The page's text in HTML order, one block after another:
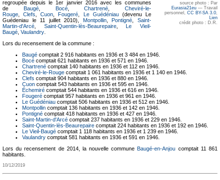
source photo : Par
Eurasia21eu — Travail
personnel
CC BY-SA 3.0
Lien
crédit photo : D.R.
regroupée depuis le 1er janvier 2016 avec les communes
de Baugé, Bocé,Chartrené
Cheviré-le-
Rouge ,Clefs ,Cuon ,Fougeré Le Guédéniau(devenu Le
Guédeniau le 11 juillet 2010), Montpollin,Pontigné ,Saint-
Martin-d'Arcé
Saint-Quentin-lès-Beaurepaire,Le Vieil-
Baugé Vaulandry
Lors du recensement de la commune :
Baugé comptait 2 916 habitants en 1936 et 3 484 en 1946.
Bocé comptait 621 habitants en 1936 et 571 en 1946.
Chartrené comptait 140 habitants en 1936 et 112 en 1946.
Cheviré-le-Rouge comptait 1 061 habitants en 1936 et 1 140 en 1946.
Clefs comptait 904 habitants en 1936 et 880 en 1946.
Cuon comptait 543 habitants en 1936 et 595 en 1946.
Échemiré comptait 544 habitants en 1936 et 616 en 1946.
Fougeré comptait 957 habitants en 1936 et 961 en 1946.
Le Guédéniau comptait 506 habitants en 1936 et 512 en 1946.
Montpollin comptait 136 habitants en 1936 et 142 en 1946.
Pontigné comptait 418 habitants en 1936 et 427 en 1946.
Saint-Martin-d'Arcé comptait 237 habitants en 1936 et 229 en 1946.
Saint-Quentin-lès-Beaurepaire comptait 224 habitants en 1936 et 192 en 1946.
Le Vieil-Baugé comptait 1 118 habitants en 1936 et 1 239 en 1946.
Vaulandry comptait 581 habitants en 1936 et 591 en 1946.
Lors du recensement de 2014, la nouvelle communeBaugé-en-Anjou comptait 11 861
habitants.
10/12/2019